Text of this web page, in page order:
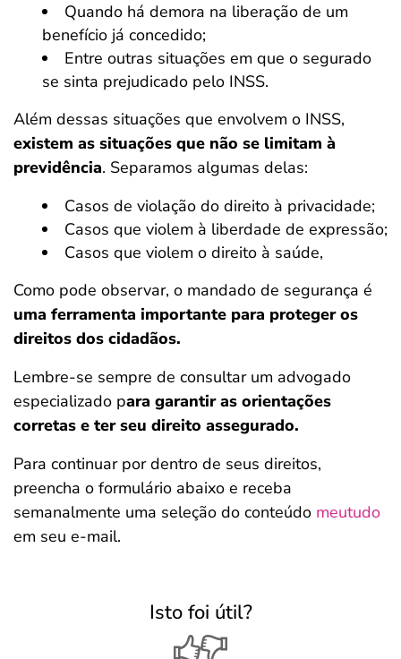
Quando há demora na liberação de um
benefício já concedido;
Entre outras situações em que o segurado
se sinta prejudicado pelo INSS.
Além dessas situações que envolvem o INSS,
existem as situações que não se limitam à
previdência. Separamos algumas delas:
Casos de violação do direito à privacidade;
Casos que violem à liberdade de expressão;
Casos que violem o direito à saúde,
Como pode observar, o mandado de segurança é
uma ferramenta importante para proteger os
direitos dos cidadãos.
Lembre-se sempre de consultar um advogado
especializado para garantir as orientações
corretas e ter seu direito assegurado.
Para continuar por dentro de seus direitos,
preencha o formulário abaixo e receba
semanalmente uma seleção do conteúdo meutudo
em seu e-mail.
Isto foi útil?